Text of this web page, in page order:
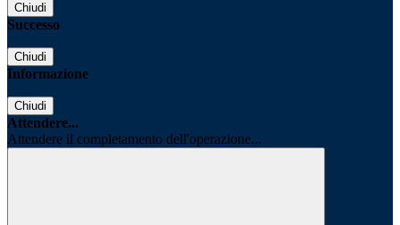
Chiudi
Successo
Chiudi
Informazione
Chiudi
Attendere...
Attendere il completamento dell'operazione...